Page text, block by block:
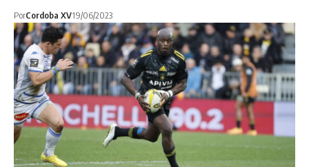
PorCordoba XV19/06/2023